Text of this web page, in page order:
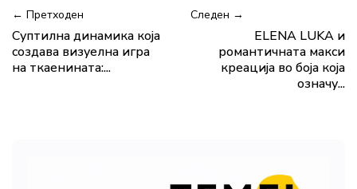
← Претходен
Суптилна динамика која
создава визуелна игра
на ткаенината:...
Следен →
ELENA LUKA и
романтичната макси
креација во боја која
означу...